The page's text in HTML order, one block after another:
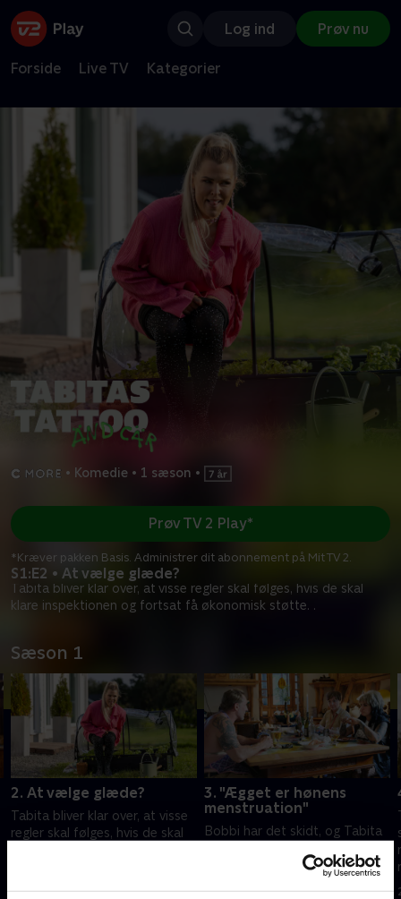
Log ind Prøv nu
Forside Live TV Kategorier
• Komedie • 1 sæson •
S1:E2 • At vælge glæde?
Tabita bliver klar over, at visse regler skal følges, hvis de skal
klare inspektionen og fortsat få økonomisk støtte. .
Prøv TV 2 Play*
*Kræver pakken Basis. Administrer dit abonnement på Mit TV 2.
Sæson 1
2. At vælge glæde?
Tabita bliver klar over, at visse
regler skal følges, hvis de skal
13. september 2024 • 22 min
3. "Ægget er hønens
menstruation"
Bobbi har det skidt, og Tabita
spørgsmålet er hvordan?
Majbritt bliver ved at dukke op